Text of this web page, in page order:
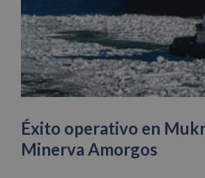
Éxito operativo en
Minerva Amorgos